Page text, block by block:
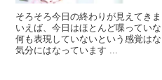
そろそろ今日の終わりが見えてき
いえば、今日はほとんど喋ってい
何も表現していないという感覚は
気分にはなっています ...